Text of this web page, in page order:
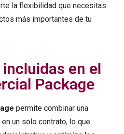
la flexibilidad que necesitas
más importantes de tu
en el
Package
permite combinar una
un solo contrato, lo que